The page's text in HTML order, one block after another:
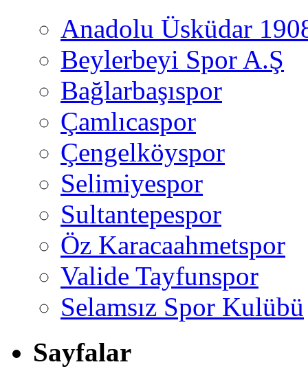
Anadolu Üsküdar
Beylerbeyi Spor A.Ş
Bağlarbaşıspor
Çamlıcaspor
Çengelköyspor
Selimiyespor
Sultantepespor
Öz Karacaahmetspor
Valide Tayfunspor
Selamsız Spor Kulübü
Sayfalar